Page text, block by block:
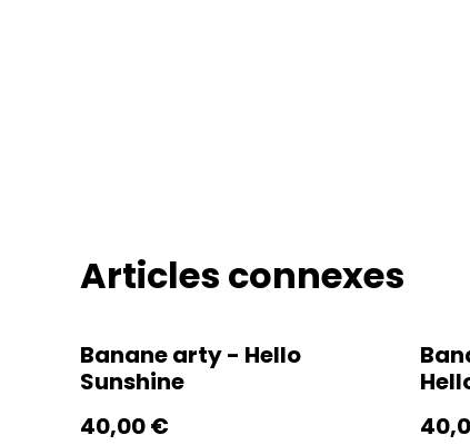
Articles connexes
Banane arty - Hello
Sunshine
40,00 €